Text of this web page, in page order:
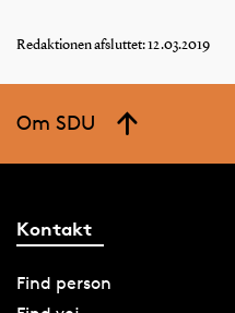
Redaktionen afsluttet: 12.03.2019
Om SDU
Kontakt
Find person